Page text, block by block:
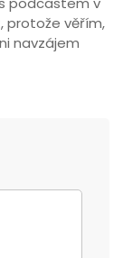
protože věřím,
navzájem